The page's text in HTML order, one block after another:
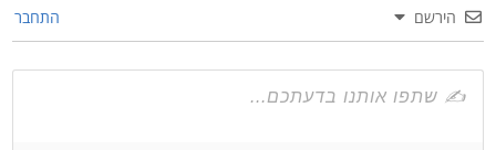
הירשם התחבר